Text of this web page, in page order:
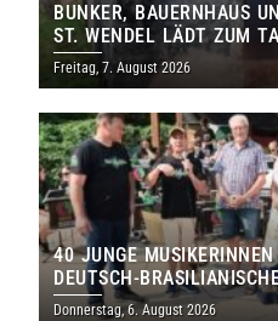
BUNKER, BAUERNHAUS
ST. WENDEL LÄDT ZUM
DENKMALS EIN
Freitag, 7. August 2026
40 JUNGE
DEUTSCH-
THOLEY
Donnerstag, 6. August 2026